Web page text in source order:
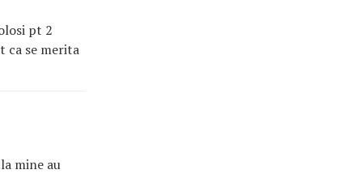
pt 2
ca se merita
mine au